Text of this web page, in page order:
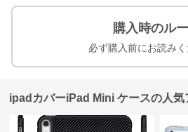
購入時のル
必ず購入前にお読みく
ipadカバーiPad Mini ケースの人気